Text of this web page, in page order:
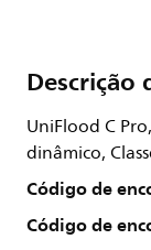
UniFlood C
dinâmico,
Código de
Código de